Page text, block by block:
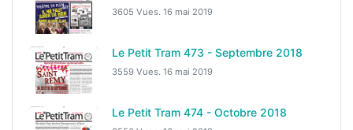
3605 Vues. 16 mai 2019
Le Petit Tram 473 - Septembre 2018
3559 Vues. 16 mai 2019
Le Petit Tram 474 - Octobre 2018